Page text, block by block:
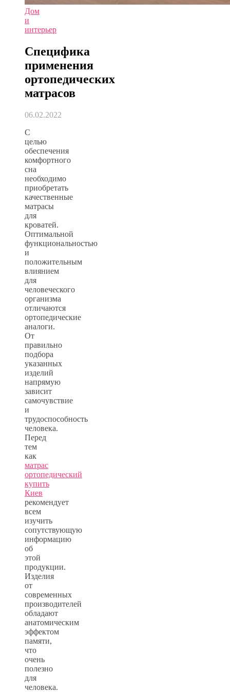
Дом
и
интерьер
Специфика
применения
ортопедических
матрасов
06.02.2022
С
целью
обеспечения
комфортного
сна
необходимо
приобретать
качественные
матрасы
для
кроватей.
Оптимальной
функциональностью
и
положительным
влиянием
для
человеческого
организма
отличаются
ортопедические
аналоги.
От
правильно
подбора
указанных
изделий
напрямую
зависит
самочувствие
и
трудоспособность
человека.
Перед
тем
как
матрас
ортопедический
купить
Киев
рекомендует
всем
изучить
сопутствующую
информацию
об
этой
продукции.
Изделия
от
современных
производителей
обладают
анатомическим
эффектом
памяти,
что
очень
полезно
для
человека.